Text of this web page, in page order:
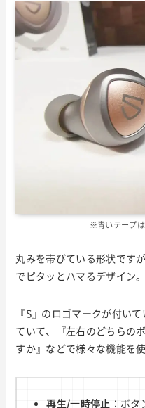
※青いテープ
丸みを帯びている形状です
でピタッとハマるデザイン。
『S』のロゴマークが付い
ていて、『左右のどちらの
すか』などで様々な機能を
再生/一時停止 ：ボ